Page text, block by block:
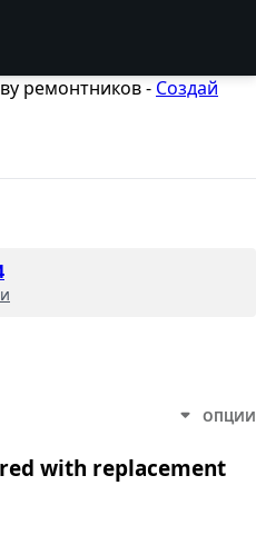
ремонтников - Создай
ОПЦИИ
with replacement